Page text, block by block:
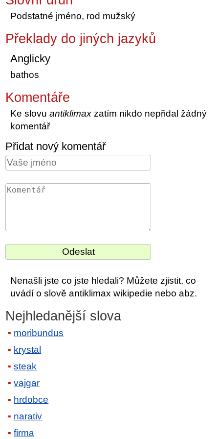
Podstatné jméno, rod mužský
Překlady do jiných jazyků
Anglicky
bathos
Komentáře
Ke slovuantiklimax zatím nikdo nepřidal žádný
komentář
Přidat nový komentář
Nenašli jste co jste hledali? Můžete zjistit, co
uvádí o slově antiklimax wikipedie nebo abz.
Nejhledanější slova
moribundus
krystal
steak
vajgar
hrdobce
narativ
firma